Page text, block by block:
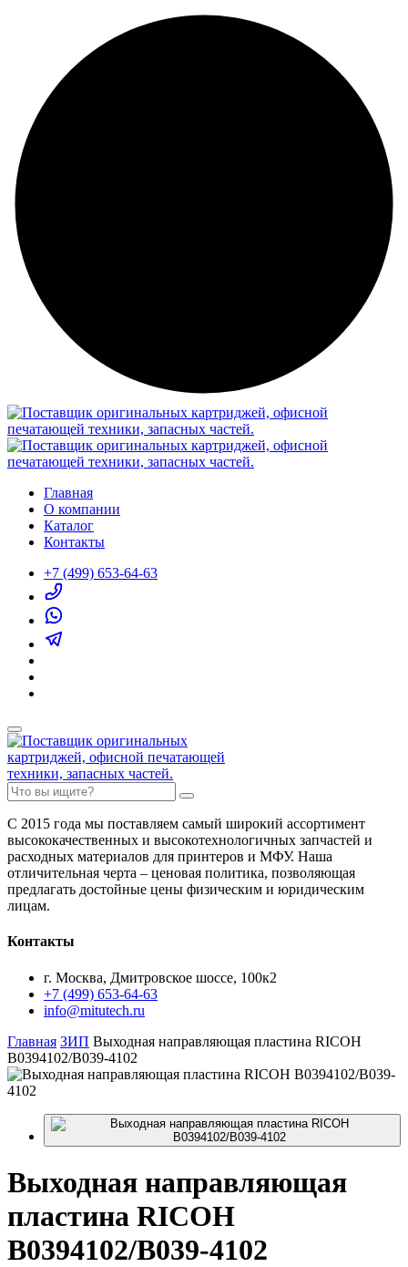
Главная
О компании
Каталог
Контакты
+7 (499) 653-64-63
С 2015 года мы поставляем самый широкий ассортимент
высококачественных и высокотехнологичных запчастей и
расходных материалов для принтеров и МФУ. Наша
отличительная черта – ценовая политика, позволяющая
предлагать достойные цены физическим и юридическим
лицам.
Контакты
г. Москва, Дмитровское шоссе, 100к2
+7 (499) 653-64-63
info@mitutech.ru
Главная ЗИП Выходная направляющая пластина RICOH
B0394102/B039-4102
Выходная направляющая
пластина RICOH
B0394102/B039-4102